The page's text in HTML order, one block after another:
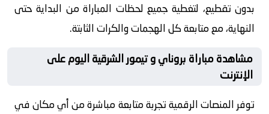
بدون تقطيع، لتغطية جميع لحظات المباراة من البداية حتى
النهاية، مع متابعة كل الهجمات والكرات الثابتة.
مشاهدة مباراة بروناي و تيمور الشرقية اليوم على
الإنترنت
توفر المنصات الرقمية تجربة متابعة مباشرة من أي مكان في